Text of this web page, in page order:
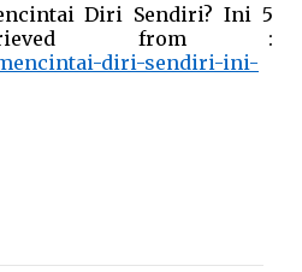
Diri Sendiri? Ini 5
diri-sendiri-ini-